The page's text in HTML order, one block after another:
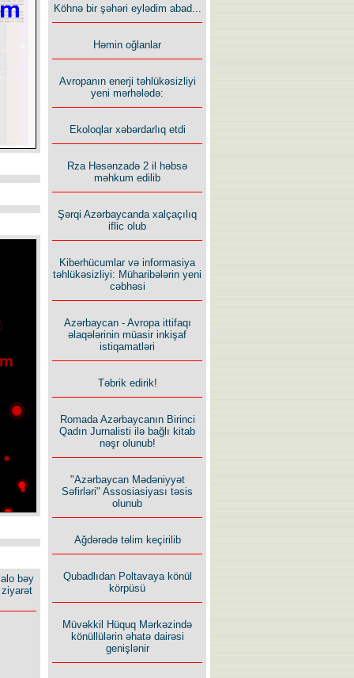
bəy
ziyarət
Köhnə bir şəhəri eylədim abad...
Həmin oğlanlar
Avropanın enerji təhlükəsizliyi
yeni mərhələdə:
Ekoloqlar xəbərdarlıq etdi
Rza Həsənzadə 2 il həbsə
məhkum edilib
Şərqi Azərbaycanda xalçaçılıq
iflic olub
Kiberhücumlar və informasiya
təhlükəsizliyi: Müharibələrin yeni
cəbhəsi
Azərbaycan - Avropa ittifaqı
əlaqələrinin müasir inkişaf
istiqamatləri
Təbrik edirik!
Romada Azərbaycanın Birinci
Qadın Jurnalisti ilə bağlı kitab
nəşr olunub!
"Azərbaycan Mədəniyyət
Səfirləri" Assosiasiyası təsis
olunub
Ağdərədə təlim keçirilib
Qubadlıdan Poltavaya könül
körpüsü
Müvəkkil Hüquq Mərkəzində
könüllülərin əhatə dairəsi
genişlənir